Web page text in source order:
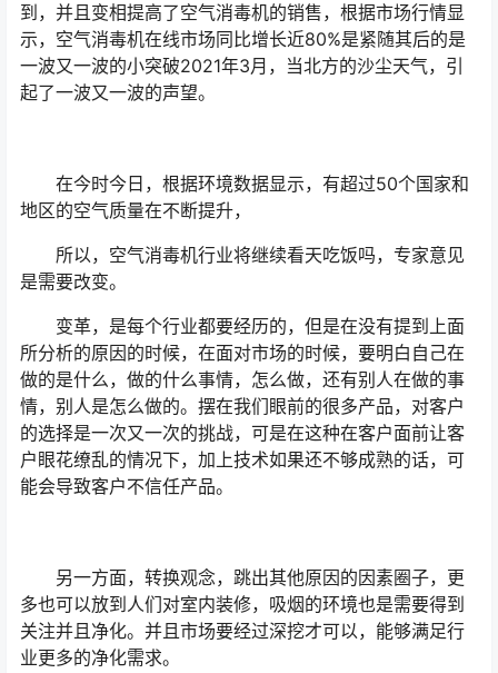
到，并且变相提高了空气消毒机的销售，根据市场行情显
示，空气消毒机在线市场同比增长近80%是紧随其后的是
一波又一波的小突破2021年3月，当北方的沙尘天气，引
起了一波又一波的声望。
在今时今日，根据环境数据显示，有超过50个国家和
地区的空气质量在不断提升，
所以，空气消毒机行业将继续看天吃饭吗，专家意见
是需要改变。
变革，是每个行业都要经历的，但是在没有提到上面
所分析的原因的时候，在面对市场的时候，要明白自己在
做的是什么，做的什么事情，怎么做，还有别人在做的事
情，别人是怎么做的。摆在我们眼前的很多产品，对客户
的选择是一次又一次的挑战，可是在这种在客户面前让客
户眼花缭乱的情况下，加上技术如果还不够成熟的话，可
能会导致客户不信任产品。
另一方面，转换观念，跳出其他原因的因素圈子，更
多也可以放到人们对室内装修，吸烟的环境也是需要得到
关注并且净化。并且市场要经过深挖才可以，能够满足行
业更多的净化需求。